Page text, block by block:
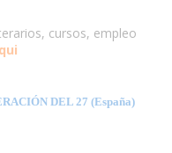
cursos, empleo
DEL 27 (España)